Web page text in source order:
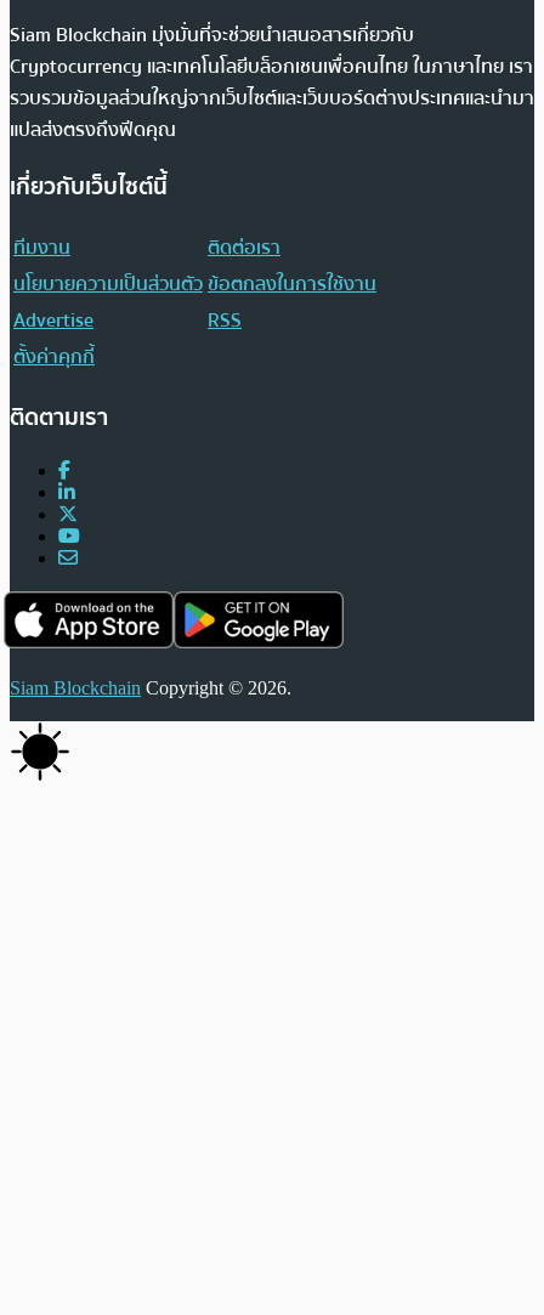
Siam Blockchain มุ่งมั่นที่จะช่วยนำเสนอสารเกี่ยวกับ
Cryptocurrency และเทคโนโลยีบล็อกเชนเพื่อคนไทย ในภาษาไทย เรา
รวบรวมข้อมูลส่วนใหญ่จากเว็บไซต์และเว็บบอร์ดต่างประเทศและนำมา
แปลส่งตรงถึงฟีดคุณ
เกี่ยวกับเว็บไซต์นี้
ทีมงาน
ติดต่อเรา
นโยบายความเป็นส่วนตัวข้อตกลงในการใช้งาน
Advertise
RSS
ตั้งค่าคุกกี้
ติดตามเรา
Siam Blockchain Copyright © 2026.